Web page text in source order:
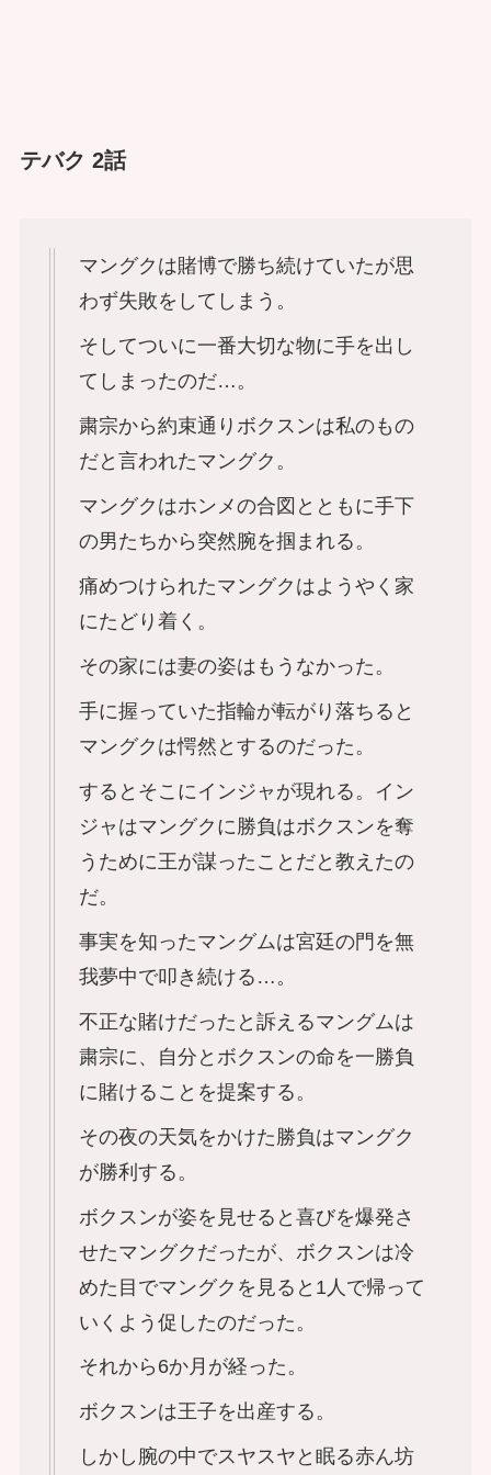
テバク 2話
マングクは賭博で勝ち続けていたが思
わず失敗をしてしまう。
そしてついに一番大切な物に手を出し
てしまったのだ…。
粛宗から約束通りボクスンは私のもの
だと言われたマングク。
マングクはホンメの合図とともに手下
の男たちから突然腕を掴まれる。
痛めつけられたマングクはようやく家
にたどり着く。
その家には妻の姿はもうなかった。
手に握っていた指輪が転がり落ちると
マングクは愕然とするのだった。
するとそこにインジャが現れる。イン
ジャはマングクに勝負はボクスンを奪
うために王が謀ったことだと教えたの
だ。
事実を知ったマングムは宮廷の門を無
我夢中で叩き続ける…。
不正な賭けだったと訴えるマングムは
粛宗に、自分とボクスンの命を一勝負
に賭けることを提案する。
その夜の天気をかけた勝負はマングク
が勝利する。
ボクスンが姿を見せると喜びを爆発さ
せたマングクだったが、ボクスンは冷
めた目でマングクを見ると1人で帰って
いくよう促したのだった。
それから6か月が経った。
ボクスンは王子を出産する。
しかし腕の中でスヤスヤと眠る赤ん坊